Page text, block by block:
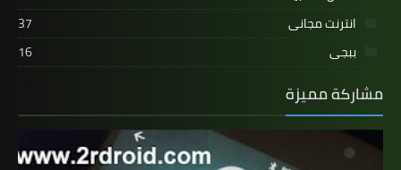
انترنت مجانى
37
ببجى
16
مشاركة مميزة